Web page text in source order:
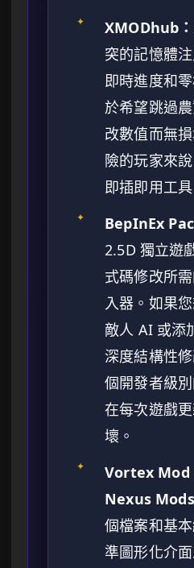
✦ XMODhub：
突的記憶體
即時進度和
於希望跳過
改數值而無
險的玩家來
即插即用工具
✦ BepInEx
2.5D 獨立遊
式碼修改所
入器。如果
敵人 AI 或添
深度結構性
個開發者級
在每次遊戲
壞。
✦
Vortex
Nexus Mods
個檔案和基
準圖形化介